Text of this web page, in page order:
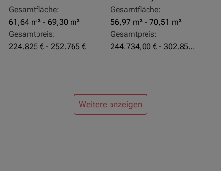
Gesamtfläche:
61,64 m² - 69,30 m²
Gesamtpreis:
224.825 € - 252.765 €
Gesamtfläche:
56,97 m² - 70,51 m²
Gesamtpreis:
244.734,00 € - 302.855,00 €
Weitere anzeigen